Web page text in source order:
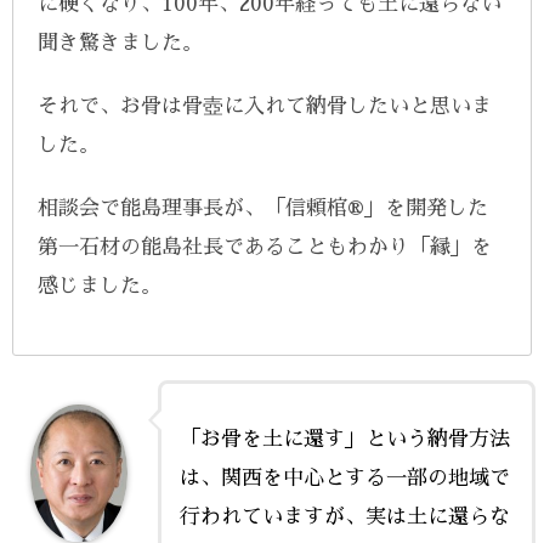
聞き驚きました。
それで、お骨は骨壺に入れて納骨したいと思いま
した。
相談会で能島理事長が、「信頼棺®」を開発した
第一石材の能島社長であることもわかり「縁」を
感じました。
「お骨を土に還す」という納骨方法
は、関西を中心とする一部の地域で
行われていますが、実は土に還らな